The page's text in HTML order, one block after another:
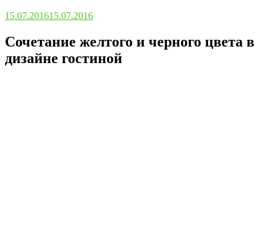
15.07.201615.07.2016
Сочетание желтого и черного цвета в
дизайне гостиной